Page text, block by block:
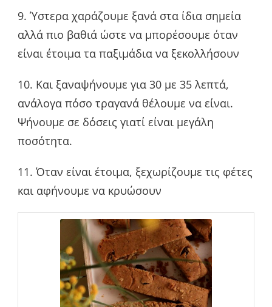
9. Ύστερα χαράζουμε ξανά στα ίδια σημεία
αλλά πιο βαθιά ώστε να μπορέσουμε όταν
είναι έτοιμα τα παξιμάδια να ξεκολλήσουν
10. Και ξαναψήνουμε για 30 με 35 λεπτά,
ανάλογα πόσο τραγανά θέλουμε να είναι.
Ψήνουμε σε δόσεις γιατί είναι μεγάλη
ποσότητα.
11. Όταν είναι έτοιμα, ξεχωρίζουμε τις φέτες
και αφήνουμε να κρυώσουν